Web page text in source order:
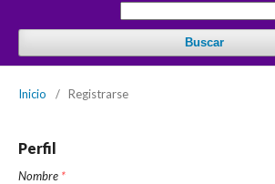
Buscar
Inicio / Registrarse
Perfil
Nombre *